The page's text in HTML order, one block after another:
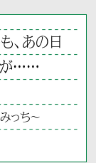
、あの日
が……
みっち～